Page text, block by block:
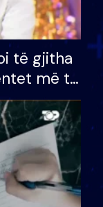
të gjitha
më të
Do më